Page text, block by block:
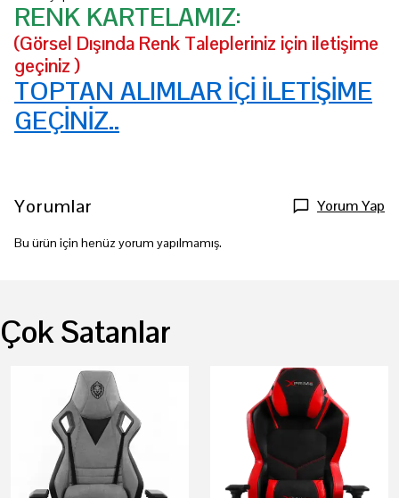
RENK KARTELAMIZ:
(Görsel Dışında Renk Talepleriniz için iletişime
geçiniz )
TOPTAN ALIMLAR İÇİ İLETİŞİME
GEÇİNİZ..
Yorumlar Yorum Yap
Bu ürün için henüz yorum yapılmamış.
Çok Satanlar